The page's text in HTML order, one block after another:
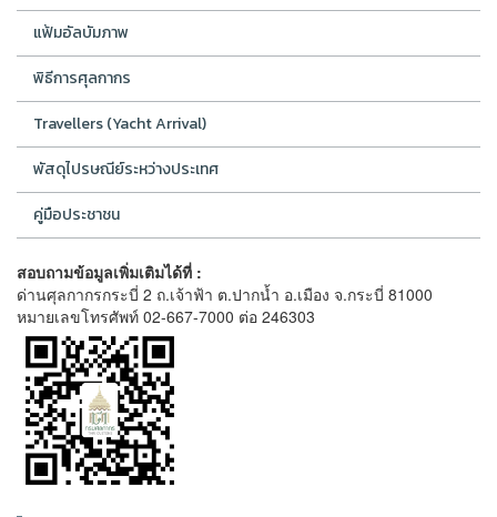
แฟ้มอัลบัมภาพ
พิธีการศุลกากร
Travellers (Yacht Arrival)
พัสดุไปรษณีย์ระหว่างประเทศ
คู่มือประชาชน
สอบถามข้อมูลเพิ่มเติมได้ที่ :
ด่านศุลกากรกระบี่ 2 ถ.เจ้าฟ้า ต.ปากน้ำ อ.เมือง จ.กระบี่ 81000
หมายเลขโทรศัพท์ 02-667-7000 ต่อ 246303